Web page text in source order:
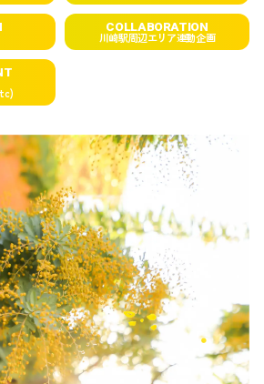
COLLABORATION
川崎駅周辺エリア連動企画